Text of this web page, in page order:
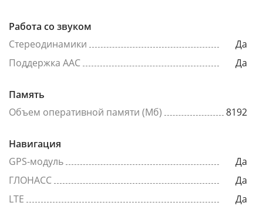
Работа со звуком
Стереодинамики
Да
Поддержка AAC
Да
Память
Объем оперативной памяти (Мб)
8192
Навигация
GPS-модуль
Да
ГЛОНАСС
Да
LTE
Да